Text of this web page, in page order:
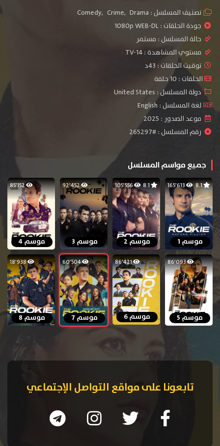
تصنيف المسلسل : Comedy, Crime, Drama
جودة الحلقات :1080p WEB-DL
حالة المسلسل : مستمر
مستوي المشاهدة :TV-14
توقيت الحلقات : 43د
الحلقات : 10 حلقة
دولة المسلسل : United States
لغة المسلسل : English
موعد الصدور : 2025
رقم المسلسل : #265297
جميع مواسم المسلسل
8.1
موسم 1
8.1 105٬556
موسم 2
92٬452
موسم 3
85٬152
موسم 4
86٬093
موسم 5
86٬421
موسم 6
60٬504
موسم 7
18٬938
موسم 8
تابعونا على مواقع التواصل الإجتماعي